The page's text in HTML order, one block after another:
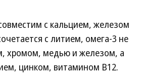
с кальцием, железом
с литием, омега-3 не
хромом, медью и железом, а
цинком, витамином В12.